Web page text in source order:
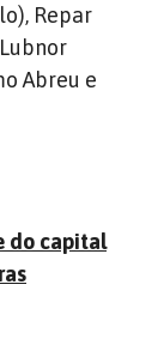
Repar
Abreu e
do capital